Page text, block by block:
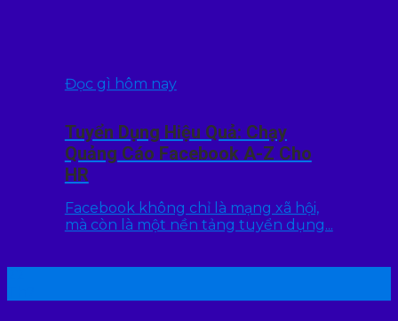
Đọc gì hôm nay
Tuyển Dụng Hiệu Quả: Chạy
Quảng Cáo Facebook A-Z Cho
HR
Facebook không chỉ là mạng xã hội,
mà còn là một nền tảng tuyển dụng...